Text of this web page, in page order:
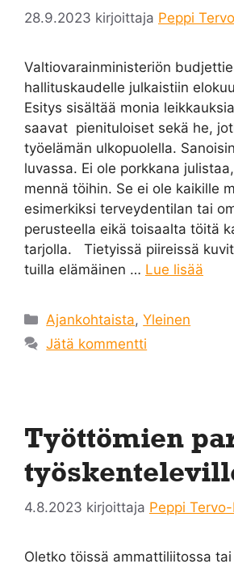
28.9.2023 kirjoittaja Peppi
Valtiovarainministeriön
hallituskaudelle julkaistiin
Esitys sisältää monia
saavat pienituloiset sekä he,
työelämän ulkopuolella.
luvassa. Ei ole porkkana
mennä töihin. Se ei ole kaikille
esimerkiksi terveydentilan tai
perusteella eikä toisaalta töitä
tarjolla. Tietyissä piireissä
tuilla elämäinen … Lue lisää
Kategoriat
Ajankohtaista,Yleinen
Jätä kommentti
Työttömien
4.8.2023 kirjoittaja Peppi
Oletko töissä ammattiliitossa